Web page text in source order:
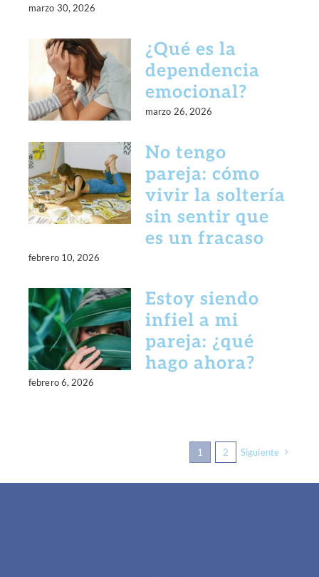
marzo 30, 2026
¿Qué es la
dependencia
emocional?
marzo 26, 2026
No tengo
pareja: cómo
vivir la soltería
sin sentir que
es un fracaso
febrero 10, 2026
Estoy siendo
infiel a mi
pareja: ¿qué
hago ahora?
febrero 6, 2026
1 2 Siguiente